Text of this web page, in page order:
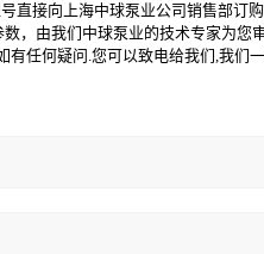
直接向上海中球泵业公司销售部订购
，由我们中球泵业的技术专家为您审
有任何疑问.您可以致电给我们,我们